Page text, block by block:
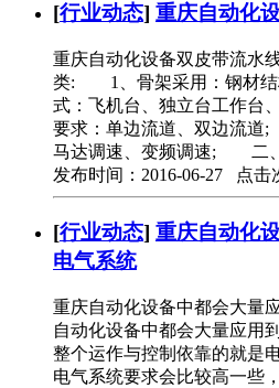
[行业动态] 重庆自动化
重庆自动化设备双皮带流
类: 1、骨架采用：钢材
式：飞机台、独立台工作
要求：单边流道、双边流
马达调速、变频调速; 二、
发布时间：2016-06-27 点击
[行业动态] 重庆自动化
电气系统
重庆自动化设备中都会大
自动化设备中都会大量应用
整个运作与控制依靠的就是
电气系统要求会比较高一些